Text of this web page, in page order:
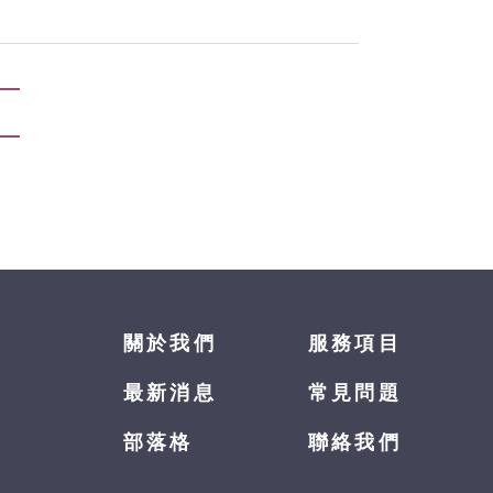
關於我們 服務項目
最新消息 常見問題
部落格 聯絡我們